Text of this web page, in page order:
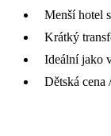
Menší hotel
Krátký
Ideální jako
Dětská cena